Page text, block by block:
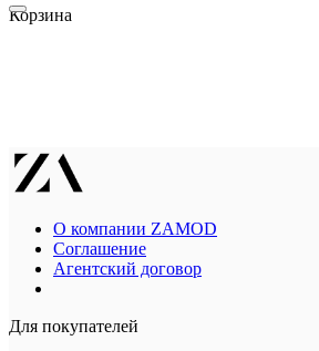
Корзина
О компании ZAMOD
Соглашение
Агентский договор
Для покупателей